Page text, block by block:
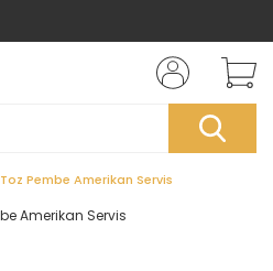
Toz Pembe Amerikan Servis